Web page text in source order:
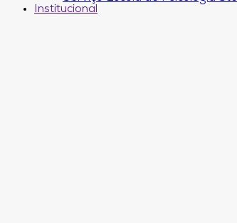
Institucional